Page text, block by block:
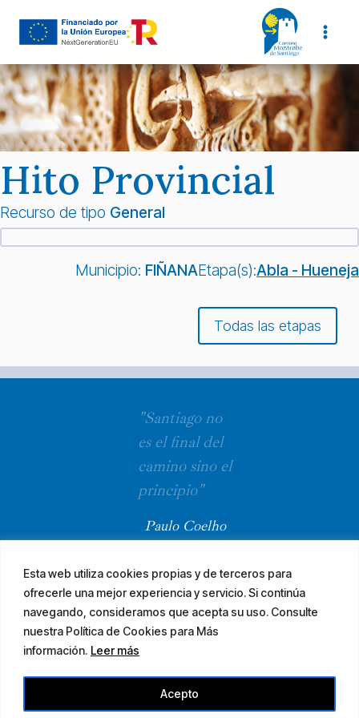
Esta web utiliza cookies propias y de terceros para
ofrecerle una mejor experiencia y servicio. Si continúa
navegando, consideramos que acepta su uso. Consulte
nuestra Política de Cookies para Más
información. Leer más
Acepto
Hito Provincial
Recurso de tipo General
Municipio: FIÑANAEtapa(s):Abla - Hueneja
Todas las etapas
"Santiago no
es el final del
camino sino el
principio"
Paulo Coelho
© 2026 El Camino Mozárabe de Santiago · diseña
Accesibilidad